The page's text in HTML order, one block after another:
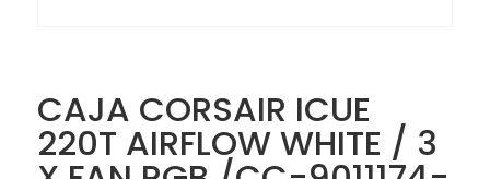
CAJA CORSAIR ICUE
220T AIRFLOW‎ WHITE / ‎3